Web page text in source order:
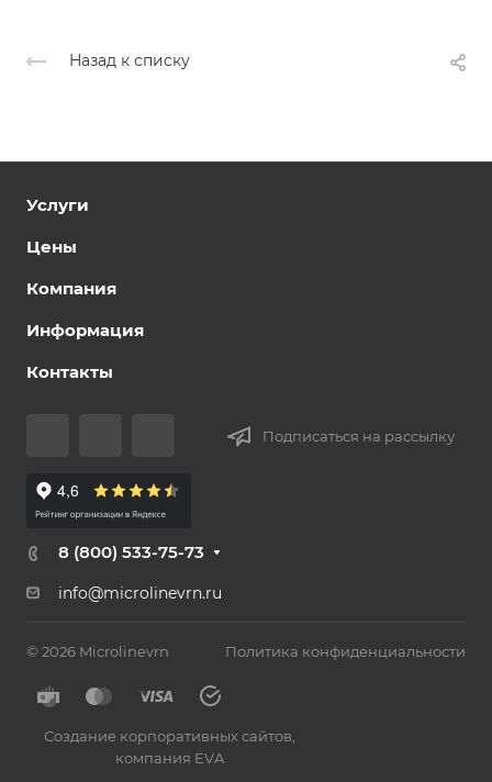
Назад к списку
Услуги
Цены
Компания
Информация
Контакты
Подписаться на рассылку
8 (800) 533-75-73
info@microlinevrn.ru
© 2026 Microlinevrn Политика конфиденциальности
Создание корпоративных сайтов,
компания EVA